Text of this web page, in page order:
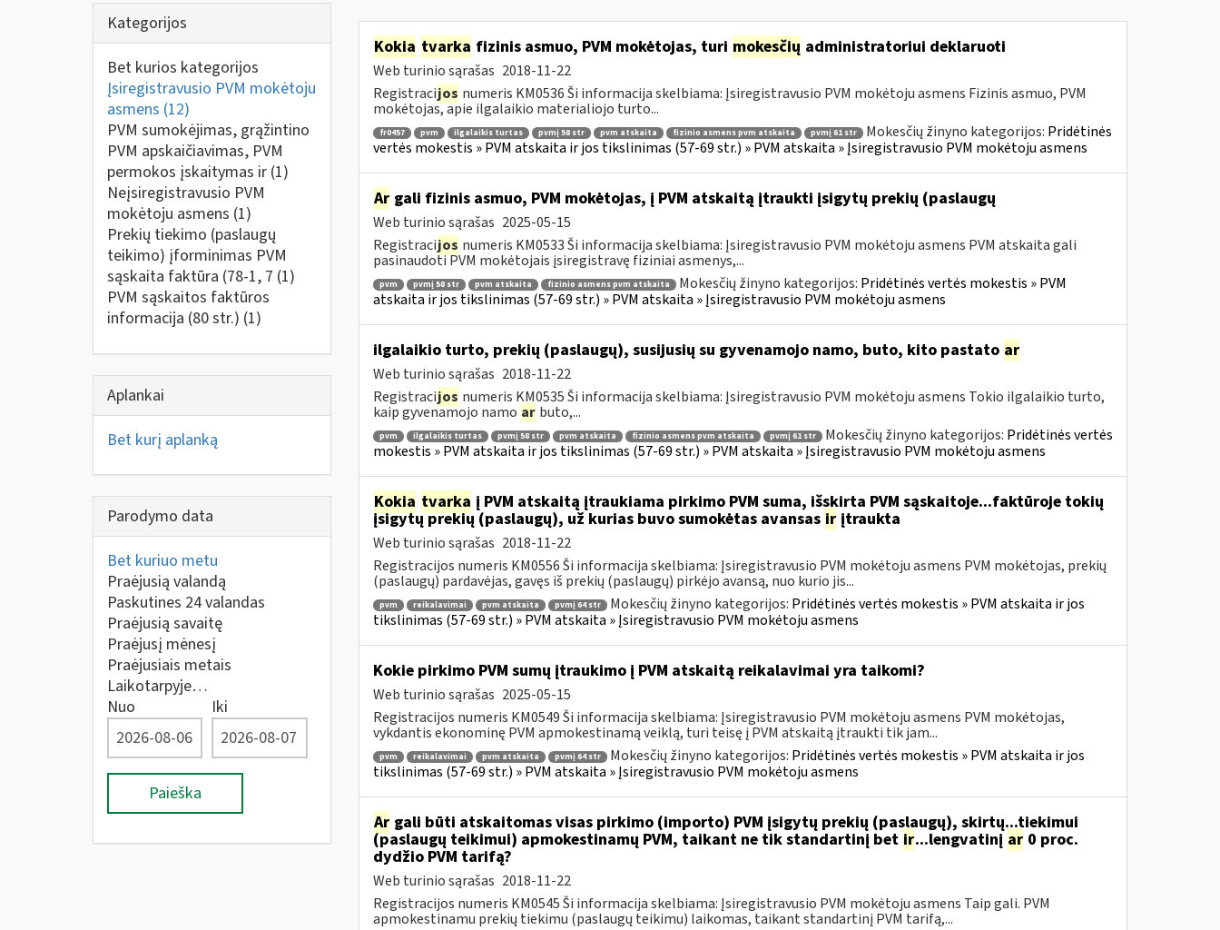
Kategorijos
Bet kurios kategorijos
Įsiregistravusio PVM mokėtoju
asmens (12)
PVM sumokėjimas, grąžintino
PVM apskaičiavimas, PVM
permokos įskaitymas ir (1)
Neįsiregistravusio PVM
mokėtoju asmens (1)
Prekių tiekimo (paslaugų
teikimo) įforminimas PVM
sąskaita faktūra (78-1, 7 (1)
PVM sąskaitos faktūros
informacija (80 str.) (1)
Aplankai
Bet kurį aplanką
Parodymo data
Bet kuriuo metu
Praėjusią valandą
Paskutines 24 valandas
Praėjusią savaitę
Praėjusį mėnesį
Praėjusiais metais
Laikotarpyje…
Nuo
Iki
Paieška
Kokia tvarka fizinis asmuo, PVM mokėtojas, turi mokesčių administratoriui deklaruoti
Web turinio sąrašas 2018-11-22
Registracijos numeris KM0536 Ši informacija skelbiama: Įsiregistravusio PVM mokėtoju asmens Fizinis asmuo, PVM
mokėtojas, apie ilgalaikio materialiojo turto...
fr0457 pvm ilgalaikis turtas pvmį 58 str pvm atskaita fizinio asmens pvm atskaita pvmį 61 str Mokesčių žinyno kategorijos: Pridėtinės
vertės mokestis » PVM atskaita ir jos tikslinimas (57-69 str.) » PVM atskaita » Įsiregistravusio PVM mokėtoju asmens
Argali fizinis asmuo, PVM mokėtojas, į PVM atskaitą įtraukti įsigytų prekių (paslaugų
Web turinio sąrašas 2025-05-15
Registracijos numeris KM0533 Ši informacija skelbiama: Įsiregistravusio PVM mokėtoju asmens PVM atskaita gali
pasinaudoti PVM mokėtojais įsiregistravę fiziniai asmenys,...
pvm pvmį 58 str pvm atskaita fizinio asmens pvm atskaita Mokesčių žinyno kategorijos: Pridėtinės vertės mokestis » PVM
atskaita ir jos tikslinimas (57-69 str.) » PVM atskaita » Įsiregistravusio PVM mokėtoju asmens
ilgalaikio turto, prekių (paslaugų), susijusių su gyvenamojo namo, buto, kito pastato ar
Web turinio sąrašas 2018-11-22
Registracijos numeris KM0535 Ši informacija skelbiama: Įsiregistravusio PVM mokėtoju asmens Tokio ilgalaikio turto,
kaip gyvenamojo namo ar buto,...
pvm ilgalaikis turtas pvmį 58 str pvm atskaita fizinio asmens pvm atskaita pvmį 61 str Mokesčių žinyno kategorijos: Pridėtinės vertės
mokestis » PVM atskaita ir jos tikslinimas (57-69 str.) » PVM atskaita » Įsiregistravusio PVM mokėtoju asmens
Kokia tvarka į PVM atskaitą įtraukiama pirkimo PVM suma, išskirta PVM sąskaitoje...faktūroje tokių
įsigytų prekių (paslaugų), už kurias buvo sumokėtas avansas irįtraukta
Web turinio sąrašas 2018-11-22
Registracijos numeris KM0556 Ši informacija skelbiama: Įsiregistravusio PVM mokėtoju asmens PVM mokėtojas, prekių
(paslaugų) pardavėjas, gavęs iš prekių (paslaugų) pirkėjo avansą, nuo kurio jis...
pvm reikalavimai pvm atskaita pvmį 64 str Mokesčių žinyno kategorijos: Pridėtinės vertės mokestis » PVM atskaita ir jos
tikslinimas (57-69 str.) » PVM atskaita » Įsiregistravusio PVM mokėtoju asmens
Kokie pirkimo PVM sumų įtraukimo į PVM atskaitą reikalavimai yra taikomi?
Web turinio sąrašas 2025-05-15
Registracijos numeris KM0549 Ši informacija skelbiama: Įsiregistravusio PVM mokėtoju asmens PVM mokėtojas,
vykdantis ekonominę PVM apmokestinamą veiklą, turi teisę į PVM atskaitą įtraukti tik jam...
pvm reikalavimai pvm atskaita pvmį 64 str Mokesčių žinyno kategorijos: Pridėtinės vertės mokestis » PVM atskaita ir jos
tikslinimas (57-69 str.) » PVM atskaita » Įsiregistravusio PVM mokėtoju asmens
Argali būti atskaitomas visas pirkimo (importo) PVM įsigytų prekių (paslaugų), skirtų...tiekimui
(paslaugų teikimui) apmokestinamų PVM, taikant ne tik standartinį bet ir...lengvatinį ar0 proc.
dydžio PVM tarifą?
Web turinio sąrašas 2018-11-22
Registracijos numeris KM0545 Ši informacija skelbiama: Įsiregistravusio PVM mokėtoju asmens Taip gali. PVM
apmokestinamu prekių tiekimu (paslaugų teikimu) laikomas, taikant standartinį PVM tarifą,...